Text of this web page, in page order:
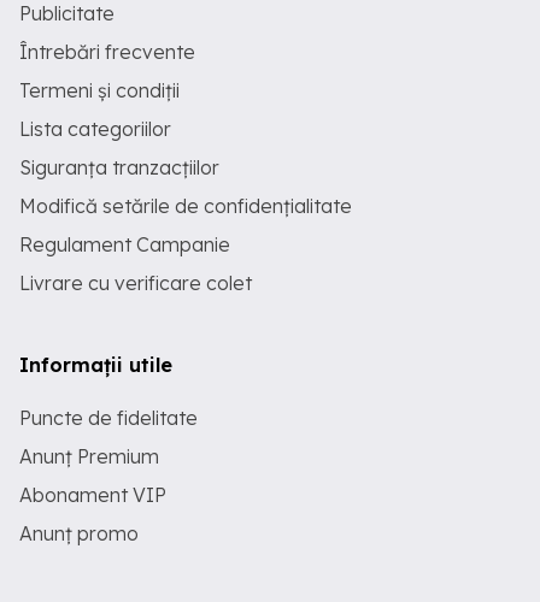
Publicitate
Întrebări frecvente
Termeni și condiții
Lista categoriilor
Siguranța tranzacțiilor
Modifică setările de confidențialitate
Regulament Campanie
Livrare cu verificare colet
Informații utile
Puncte de fidelitate
Anunț Premium
Abonament VIP
Anunț promo